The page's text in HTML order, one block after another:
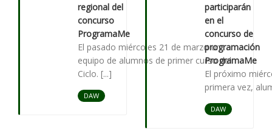
regional del
concurso
ProgramaMe
El pasado miércoles 21 de marzo un
equipo de alumnos de primer curso del
Ciclo. [...]
DAW
participarán
en el
concurso de
programación
ProgramaMe
El próximo
primera vez,
DAW